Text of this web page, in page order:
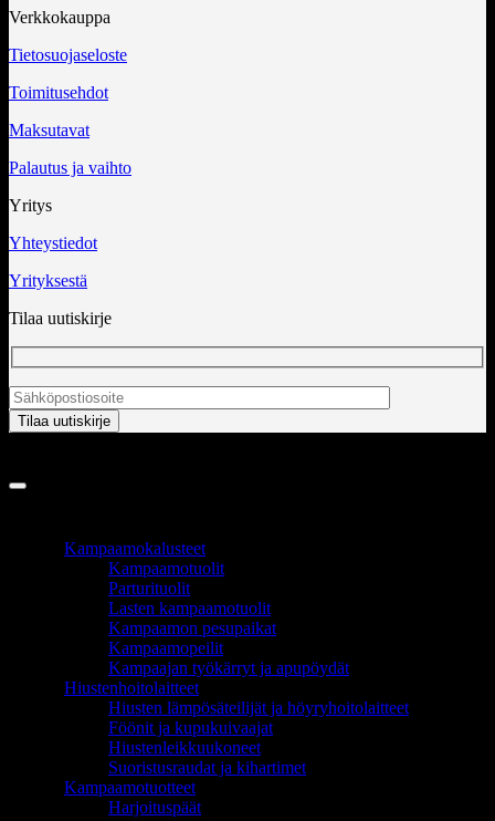
Verkkokauppa
Tietosuojaseloste
Toimitusehdot
Maksutavat
Palautus ja vaihto
Yritys
Yhteystiedot
Yrityksestä
Tilaa uutiskirje
Kampaamokalusteet
Kampaamotuolit
Parturituolit
Lasten kampaamotuolit
Kampaamon pesupaikat
Kampaamopeilit
Kampaajan työkärryt ja apupöydät
Hiustenhoitolaitteet
Hiusten lämpösäteilijät ja höyryhoitolaitteet
Föönit ja kupukuivaajat
Hiustenleikkuukoneet
Suoristusraudat ja kihartimet
Kampaamotuotteet
Harjoituspäät